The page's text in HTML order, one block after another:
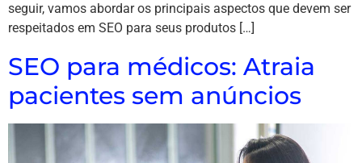
seguir, vamos abordar os principais aspectos que devem ser
respeitados em SEO para seus produtos […]
SEO para médicos: Atraia
pacientes sem anúncios